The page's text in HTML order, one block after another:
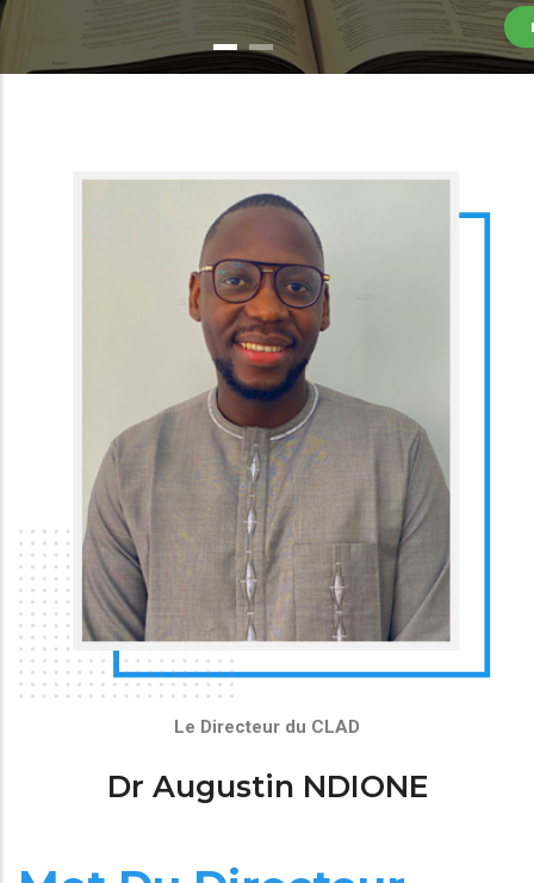
Le Directeur du CLAD
Dr Augustin NDIONE